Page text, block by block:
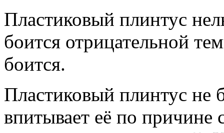
Пластиковый плинтус
боится отрицательной
боится.
Пластиковый плинтус не
впитывает её по причине